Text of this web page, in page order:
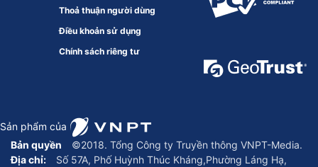
Bản quyền
©2018. Tổng Công ty Truyền thông VNPT-Media.
Địa chỉ:
Số 57A, Phố Huỳnh Thúc Kháng,Phường Láng Hạ,
Thoả thuận người dùng
Điều khoản sử dụng
Chính sách riêng tư
Sản phẩm của